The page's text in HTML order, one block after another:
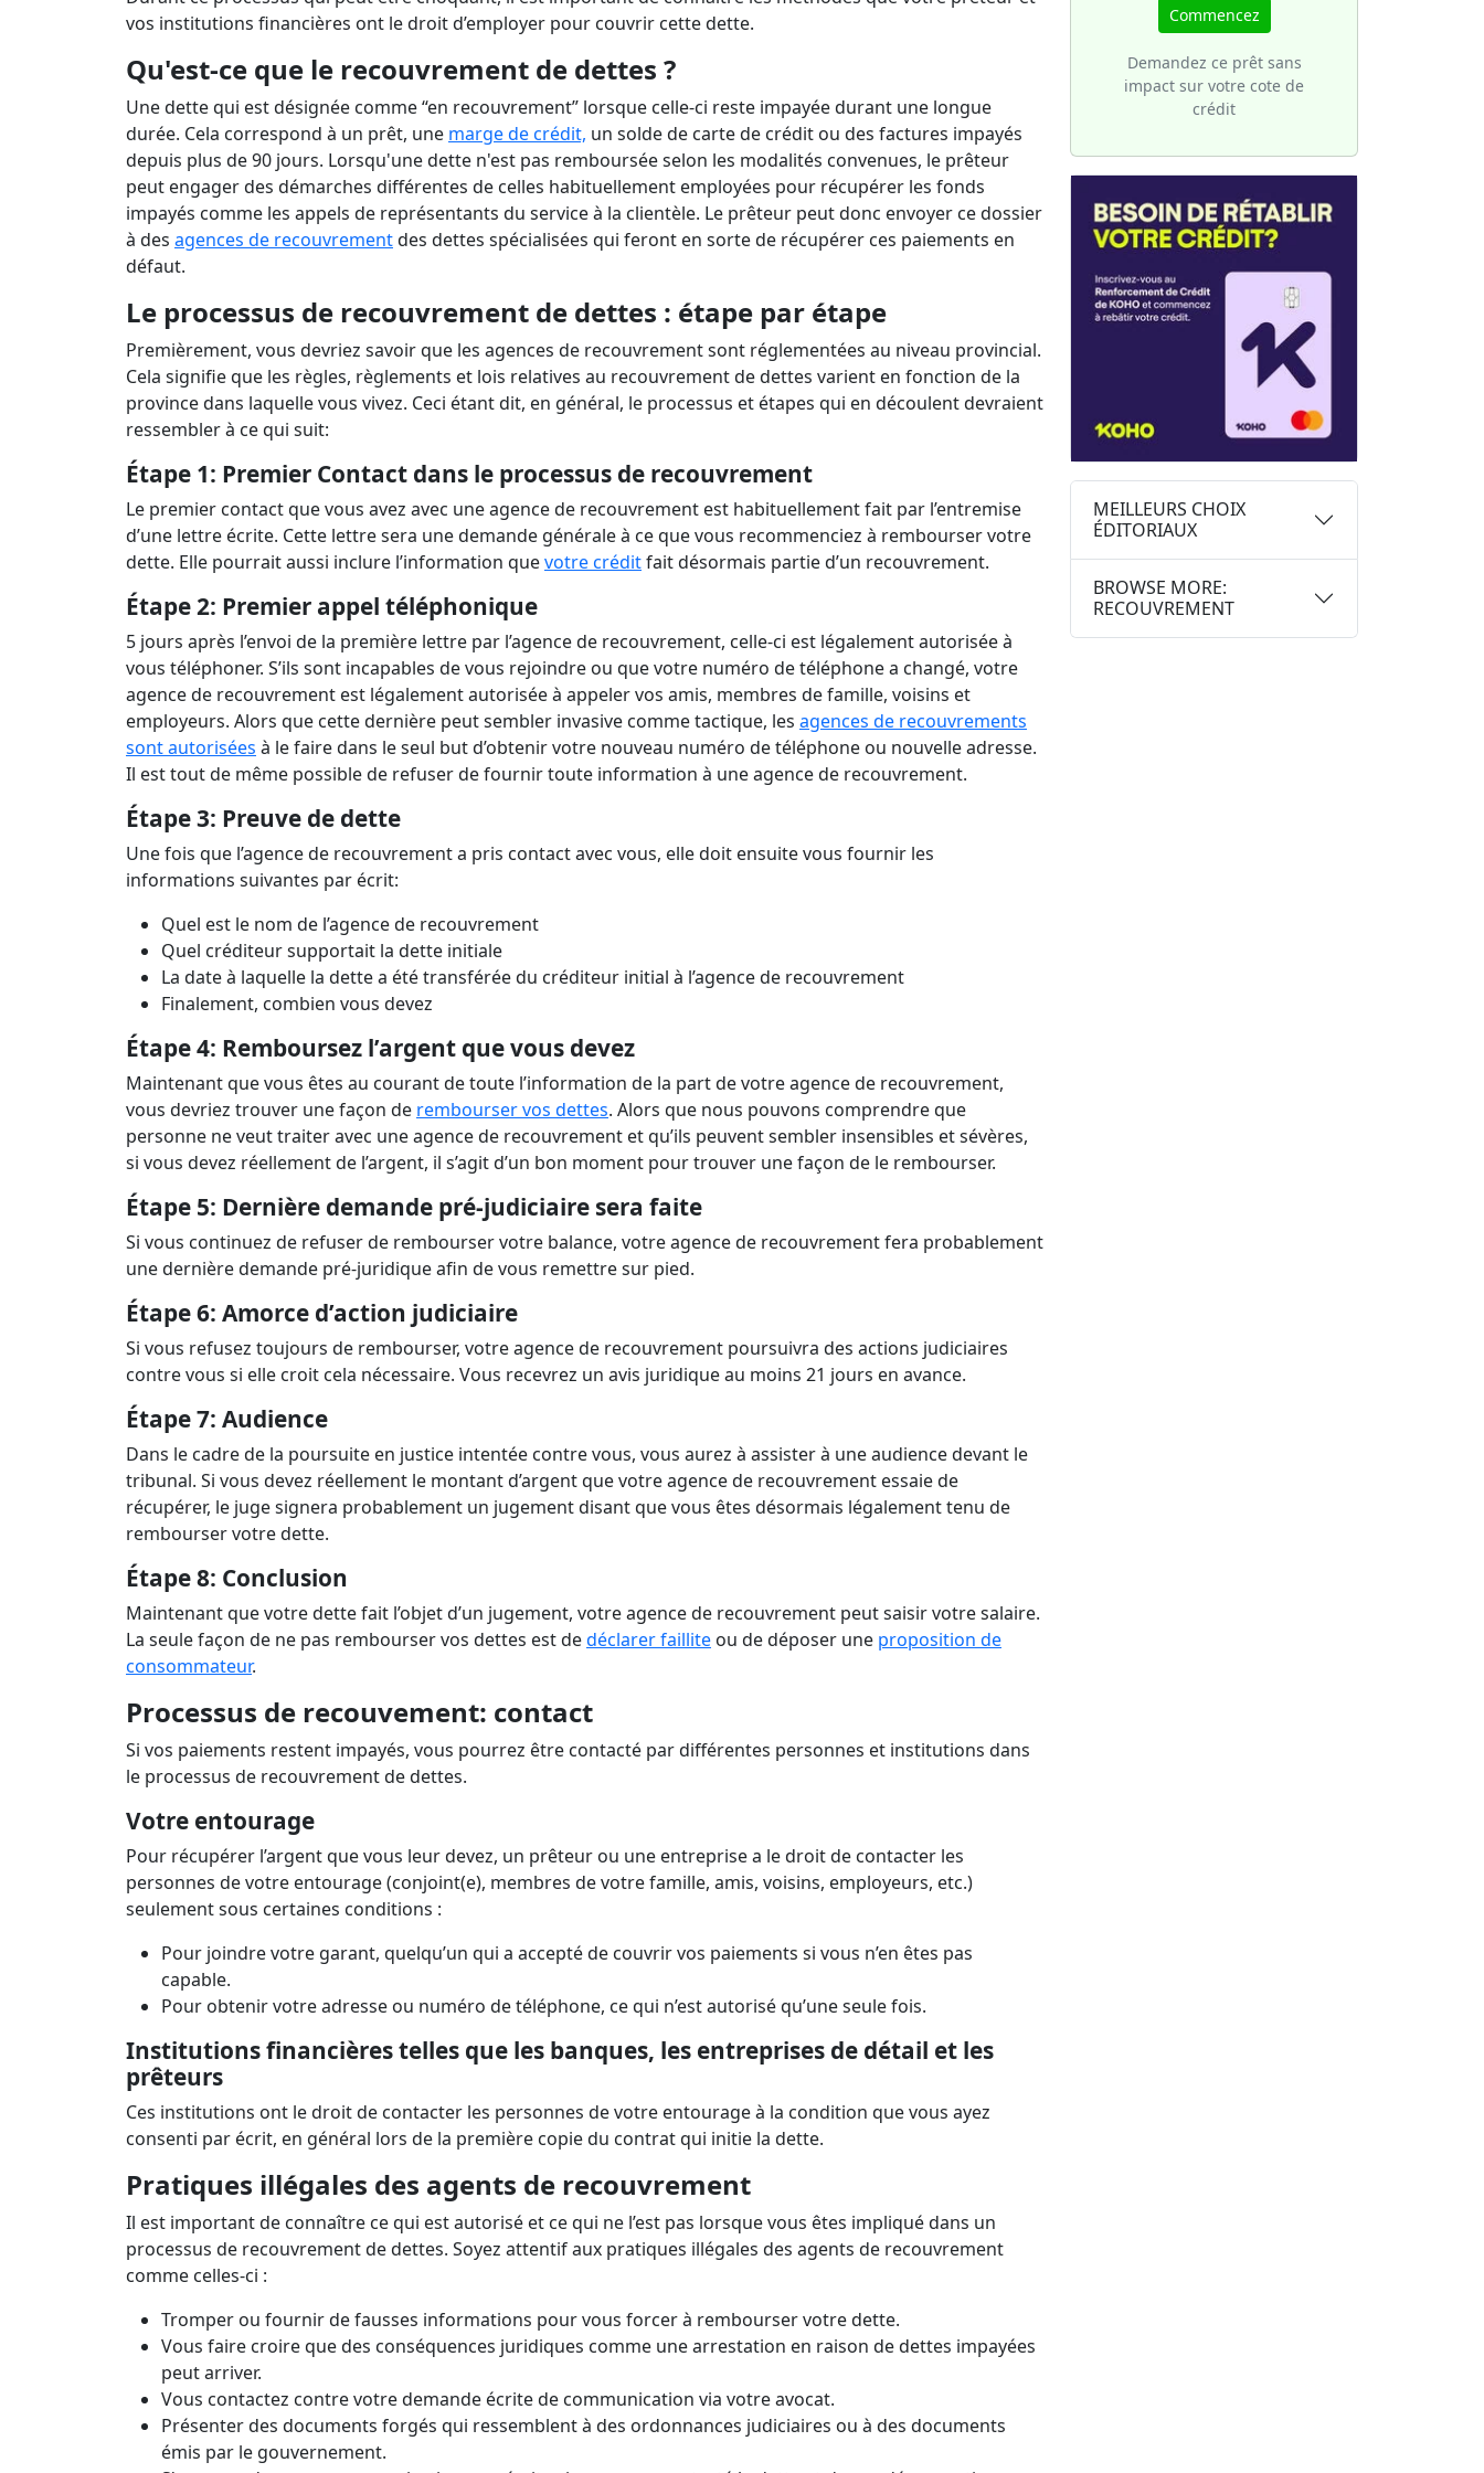
Prêts sans vérification bancaire
mort ?
Annuler une carte nuit-elle à votre
Combien puis-je payer pour une
Le transfert d'hypothèque
Commencez
Demandez ce prêt sans
impact sur votre cote de
crédit
vos institutions financières ont le droit d’employer pour couvrir cette dette.
Qu'est-ce que le recouvrement de dettes ?
Une dette qui est désignée comme “en recouvrement” lorsque celle-ci reste impayée durant une longue
durée. Cela correspond à un prêt, une marge de crédit, un solde de carte de crédit ou des factures impayés
depuis plus de 90 jours. Lorsqu'une dette n'est pas remboursée selon les modalités convenues, le prêteur
peut engager des démarches différentes de celles habituellement employées pour récupérer les fonds
impayés comme les appels de représentants du service à la clientèle. Le prêteur peut donc envoyer ce dossier
à des agences de recouvrementdes dettes spécialisées qui feront en sorte de récupérer ces paiements en
défaut.
Le processus de recouvrement de dettes : étape par étape
Premièrement, vous devriez savoir que les agences de recouvrement sont réglementées au niveau provincial.
Cela signifie que les règles, règlements et lois relatives au recouvrement de dettes varient en fonction de la
province dans laquelle vous vivez. Ceci étant dit, en général, le processus et étapes qui en découlent devraient
ressembler à ce qui suit:
Étape 1: Premier Contact dans le processus de recouvrement
Le premier contact que vous avez avec une agence de recouvrement est habituellement fait par l’entremise
d’une lettre écrite. Cette lettre sera une demande générale à ce que vous recommenciez à rembourser votre
dette. Elle pourrait aussi inclure l’information quevotre créditfait désormais partie d’un recouvrement.
Étape 2: Premier appel téléphonique
5 jours après l’envoi de la première lettre par l’agence de recouvrement, celle-ci est légalement autorisée à
vous téléphoner. S’ils sont incapables de vous rejoindre ou que votre numéro de téléphone a changé, votre
agence de recouvrement est légalement autorisée à appeler vos amis, membres de famille, voisins et
employeurs. Alors que cette dernière peut sembler invasive comme tactique, les agences de recouvrements
sont autorisées à le faire dans le seul but d’obtenir votre nouveau numéro de téléphone ou nouvelle adresse.
Il est tout de même possible de refuser de fournir toute information à une agence de recouvrement.
Étape 3: Preuve de dette
Une fois que l’agence de recouvrement a pris contact avec vous, elle doit ensuite vous fournir les
informations suivantes par écrit:
Quel est le nom de l’agence de recouvrement
Quel créditeur supportait la dette initiale
La date à laquelle la dette a été transférée du créditeur initial à l’agence de recouvrement
Finalement, combien vous devez
Étape 4: Remboursez l’argent que vous devez
Maintenant que vous êtes au courant de toute l’information de la part de votre agence de recouvrement,
vous devriez trouver une façon de rembourser vos dettes. Alors que nous pouvons comprendre que
personne ne veut traiter avec une agence de recouvrement et qu’ils peuvent sembler insensibles et sévères,
si vous devez réellement de l’argent, il s’agit d’un bon moment pour trouver une façon de le rembourser.
Étape 5: Dernière demande pré-judiciaire sera faite
Si vous continuez de refuser de rembourser votre balance, votre agence de recouvrement fera probablement
une dernière demande pré-juridique afin de vous remettre sur pied.
Étape 6: Amorce d’action judiciaire
Si vous refusez toujours de rembourser, votre agence de recouvrement poursuivra des actions judiciaires
contre vous si elle croit cela nécessaire. Vous recevrez un avis juridique au moins 21 jours en avance.
Étape 7: Audience
Dans le cadre de la poursuite en justice intentée contre vous, vous aurez à assister à une audience devant le
tribunal. Si vous devez réellement le montant d’argent que votre agence de recouvrement essaie de
récupérer, le juge signera probablement un jugement disant que vous êtes désormais légalement tenu de
rembourser votre dette.
Étape 8: Conclusion
Maintenant que votre dette fait l’objet d’un jugement, votre agence de recouvrement peut saisir votre salaire.
La seule façon de ne pas rembourser vos dettes est dedéclarer faillite ou de déposer une proposition de
consommateur.
Processus de recouvement: contact
Si vos paiements restent impayés, vous pourrez être contacté par différentes personnes et institutions dans
le processus de recouvrement de dettes.
Votre entourage
Pour récupérer l’argent que vous leur devez, un prêteur ou une entreprise a le droit de contacter les
personnes de votre entourage (conjoint(e), membres de votre famille, amis, voisins, employeurs, etc.)
seulement sous certaines conditions :
Pour joindre votre garant, quelqu’un qui a accepté de couvrir vos paiements si vous n’en êtes pas
capable.
Pour obtenir votre adresse ou numéro de téléphone, ce qui n’est autorisé qu’une seule fois.
Institutions financières telles que les banques, les entreprises de détail et les
prêteurs
Ces institutions ont le droit de contacter les personnes de votre entourage à la condition que vous ayez
consenti par écrit, en général lors de la première copie du contrat qui initie la dette.
Pratiques illégales des agents de recouvrement
Il est important de connaître ce qui est autorisé et ce qui ne l’est pas lorsque vous êtes impliqué dans un
processus de recouvrement de dettes. Soyez attentif aux pratiques illégales des agents de recouvrement
comme celles-ci :
Tromper ou fournir de fausses informations pour vous forcer à rembourser votre dette.
Vous faire croire que des conséquences juridiques comme une arrestation en raison de dettes impayées
peut arriver.
Vous contactez contre votre demande écrite de communication via votre avocat.
Présenter des documents forgés qui ressemblent à des ordonnances judiciaires ou à des documents
émis par le gouvernement.
MEILLEURS CHOIX
ÉDITORIAUX
BROWSE MORE:
RECOUVREMENT